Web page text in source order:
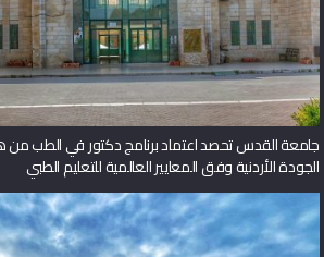
جامعة القدس تحصد اعتماد برنامج دكتور في الطب من
الجودة الأردنية وفق المعايير العالمية للتعليم الطبي